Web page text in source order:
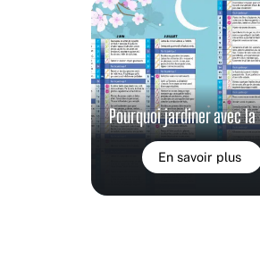
Pourquoi jardiner avec la
En savoir plus